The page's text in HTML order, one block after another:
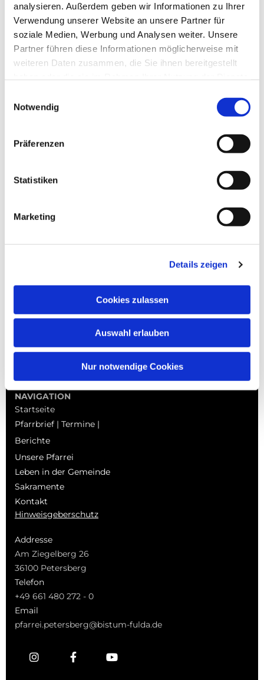
analysieren. Außerdem geben wir Informationen zu Ihrer
Verwendung unserer Website an unsere Partner für
soziale Medien, Werbung und Analysen weiter. Unsere
Partner führen diese Informationen möglicherweise mit
weiteren Daten zusammen, die Sie ihnen bereitgestellt
Notwendig
Präferenzen
Statistiken
Marketing
Details zeigen
Cookies zulassen
Auswahl erlauben
Nur notwendige Cookies
Dies könnte Sie auch
interessieren
NAVIGATION
Startseite
Pfarrbrief | Termine |
Berichte
Unsere Pfarrei
Leben in der Gemeinde
Sakramente
Kontakt
Hinweisgeberschutz
Addresse
Am Ziegelberg 26
36100 Petersberg
Telefon
+49 661 480 272 - 0
Email
pfarrei.petersberg@bistum-fulda.de